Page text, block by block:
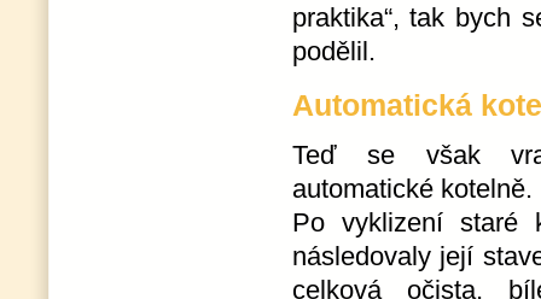
praktika“, tak bych
podělil.
Automatická
Teď se však
automatické kotelně.
Po vyklizení staré
následovaly její
celková očista,